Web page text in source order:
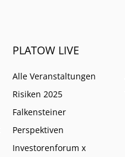
PLATOW LIVE
Alle Veranstaltungen
Risiken 2025
Falkensteiner
Perspektiven
Investorenforum x